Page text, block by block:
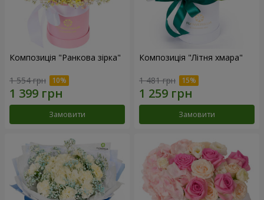
Композиція "Ранкова зірка"
1 554 грн
Замовити
Композиція "Літня хмара"
1 481 грн
Замовити